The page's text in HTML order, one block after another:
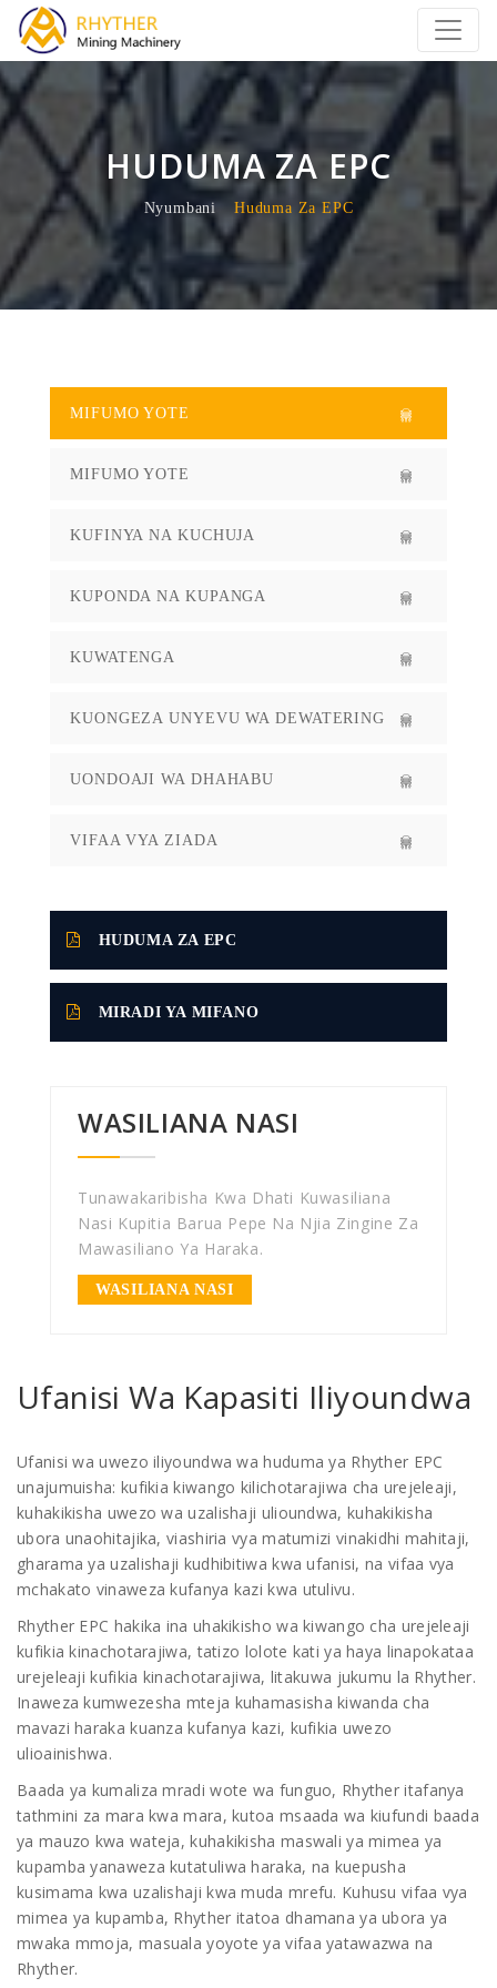
HUDUMA ZA EPC
Nyumbani Huduma Za EPC
MIFUMO YOTE
MIFUMO YOTE
KUFINYA NA KUCHUJA
KUPONDA NA KUPANGA
KUWATENGA
KUONGEZA UNYEVU WA DEWATERING
UONDOAJI WA DHAHABU
VIFAA VYA ZIADA
HUDUMA ZA EPC
MIRADI YA MIFANO
WASILIANA NASI
Tunawakaribisha Kwa Dhati Kuwasiliana
Nasi Kupitia Barua Pepe Na Njia Zingine Za
Mawasiliano Ya Haraka.
WASILIANA NASI
Ufanisi Wa Kapasiti Iliyoundwa
Ufanisi wa uwezo iliyoundwa wa huduma ya Rhyther EPC
unajumuisha: kufikia kiwango kilichotarajiwa cha urejeleaji,
kuhakikisha uwezo wa uzalishaji ulioundwa, kuhakikisha
ubora unaohitajika, viashiria vya matumizi vinakidhi mahitaji,
gharama ya uzalishaji kudhibitiwa kwa ufanisi, na vifaa vya
mchakato vinaweza kufanya kazi kwa utulivu.
Rhyther EPC hakika ina uhakikisho wa kiwango cha urejeleaji
kufikia kinachotarajiwa, tatizo lolote kati ya haya linapokataa
urejeleaji kufikia kinachotarajiwa, litakuwa jukumu la Rhyther.
Inaweza kumwezesha mteja kuhamasisha kiwanda cha
mavazi haraka kuanza kufanya kazi, kufikia uwezo
ulioainishwa.
Baada ya kumaliza mradi wote wa funguo, Rhyther itafanya
tathmini za mara kwa mara, kutoa msaada wa kiufundi baada
ya mauzo kwa wateja, kuhakikisha maswali ya mimea ya
kupamba yanaweza kutatuliwa haraka, na kuepusha
kusimama kwa uzalishaji kwa muda mrefu. Kuhusu vifaa vya
mimea ya kupamba, Rhyther itatoa dhamana ya ubora ya
mwaka mmoja, masuala yoyote ya vifaa yatawazwa na
Rhyther.